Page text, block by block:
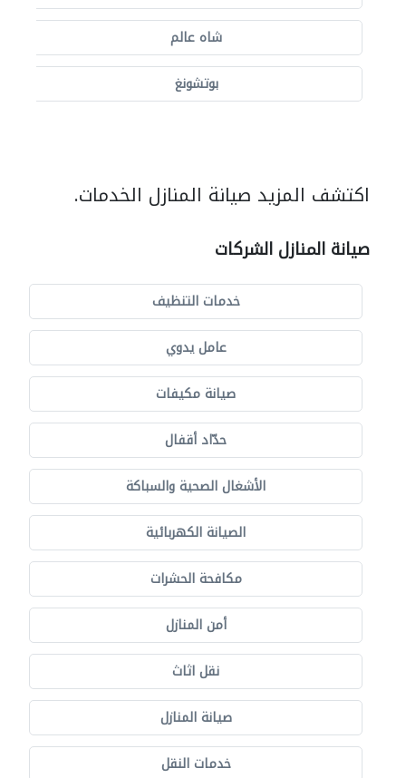
شاه عالم
بوتشونغ
اكتشف المزيد صيانة المنازل الخدمات.
صيانة المنازل الشركات
خدمات التنظيف
عامل يدوي
صيانة مكيفات
حدّاد أقفال
الأشغال الصحية والسباكة
الصيانة الكهربائية
مكافحة الحشرات
أمن المنازل
نقل اثاث
صيانة المنازل
خدمات النقل